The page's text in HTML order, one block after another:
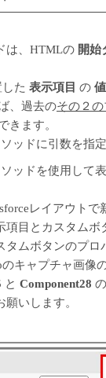
は、HTMLの 開始
た 表示項目 の 値
、過去のその２
きます。
ッドに引数を指
ッドを使用して
レイアウト
項目とカスタムボ
タムボタンのプロ
のキャプチャ画像
と Component28
いします。